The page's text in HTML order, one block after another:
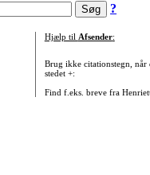
?
Hjælp til Afsender:
Brug ikke citationstegn, når
stedet +:
Find f.eks. breve fra